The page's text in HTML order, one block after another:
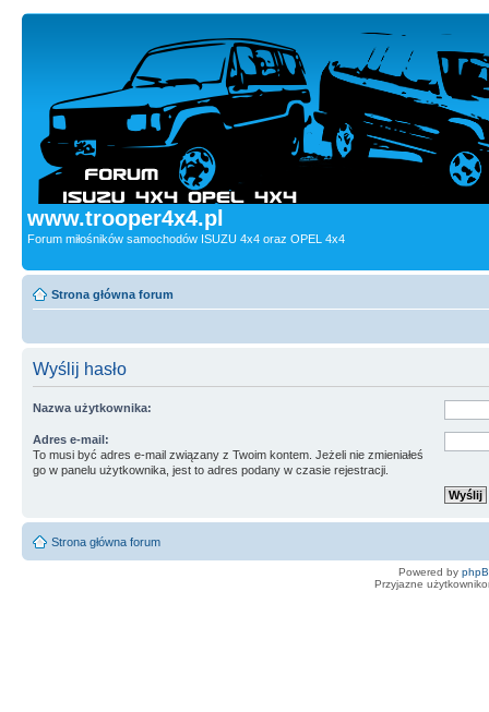
www.trooper4x4.pl
Forum miłośników samochodów ISUZU 4x4 oraz OPEL 4x4
Strona główna forum
Wyślij hasło
Nazwa użytkownika:
Adres e-mail:
To musi być adres e-mail związany z Twoim kontem. Jeżeli nie zmieniałeś
go w panelu użytkownika, jest to adres podany w czasie rejestracji.
Strona główna forum
Powered by
Przyjazne